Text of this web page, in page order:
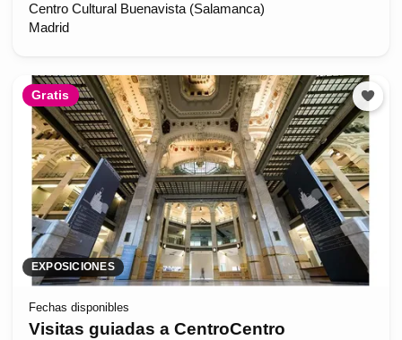
Centro Cultural Buenavista (Salamanca)
Madrid
Gratis
EXPOSICIONES
Fechas disponibles
Visitas guiadas a CentroCentro